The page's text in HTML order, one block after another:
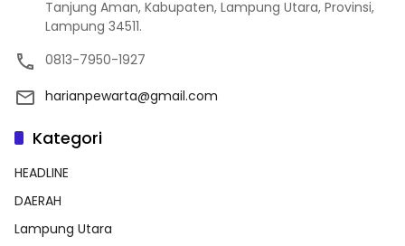
Tanjung Aman, Kabupaten, Lampung Utara, Provinsi,
Lampung 34511.
0813-7950-1927
harianpewarta@gmail.com
Kategori
HEADLINE
DAERAH
Lampung Utara